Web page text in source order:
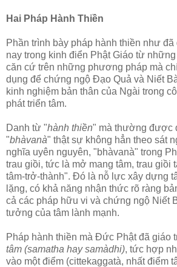
Hai Pháp Hành Thiền
Phần trình bày pháp hành thiền như
nay trong kinh điển Phật Giáo từ
căn cứ trên những phương pháp mà
dụng để chứng ngộ Ðạo Quả và Niết
kinh nghiệm bản thân của Ngài trong
phát triển tâm.
Danh từ "hành thiền" mà thường được
"bhàvanà" thật sự không hẳn theo sát
nghĩa uyên nguyên, "bhàvanà" trong
trau giồi, tức là mở mang tâm, trau giồi
tâm-trở-thành". Ðó là nỗ lực xây dựng
lặng, có khả năng nhận thức rõ ràng
cả các pháp hữu vi và chứng ngộ Niết
tưởng của tâm lành mạnh.
Pháp hành thiền mà Ðức Phật đã giáo
tâm (samatha hay samàdhi), tức hợp
vào một điểm (cittekaggatà, nhất điểm